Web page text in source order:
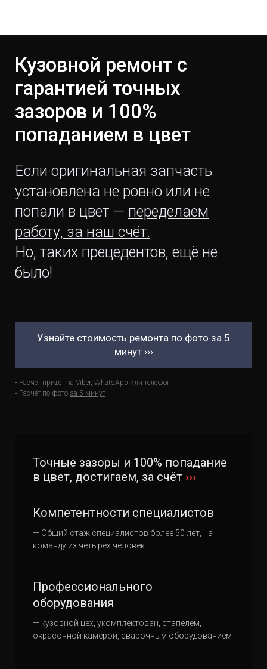
Кузовной ремонт с
гарантией точных
зазоров и 100%
попаданием в цвет
Если оригинальная запчасть
установлена не ровно или не
попали в цвет — переделаем
работу, за наш счёт.
Но, таких прецедентов, ещё не
было!
Узнайте стоимость ремонта по фото за 5
минут ›››
• Расчёт придёт на Viber, WhatsApp или телефон
• Расчёт по фото за 5 минут
Точные зазоры и 100% попадание
в цвет, достигаем, за счёт ›››
Компетентности специалистов
— Общий стаж специалистов более 50 лет, на
команду из четырёх человек
Профессионального
оборудования
— кузовной цех, укомплектован, стапелем,
окрасочной камерой, сварочным оборудованием